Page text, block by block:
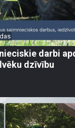
darbi
dzīvību